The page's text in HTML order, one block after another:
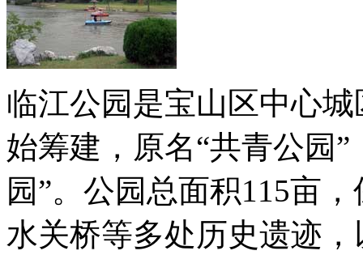
临江公园是宝山区中心
始筹建，原名“共青公园
园”。公园总面积115亩
水关桥等多处历史遗迹